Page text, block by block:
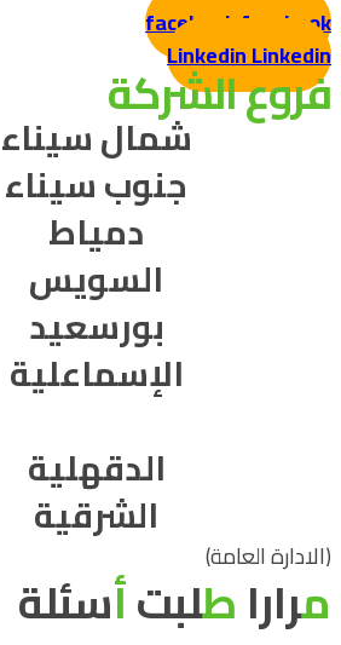
facebook facebook
LinkedinLinkedin
فروع الشركة
شمال سيناء
جنوب سيناء
دمياط
السويس
بورسعيد
الإسماعلية
الدقهلية
الشرقية
(الادارة العامة)
مراراطلبتأسئلة